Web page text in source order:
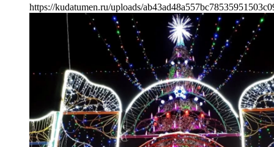
https://kudatumen.ru/uploads/